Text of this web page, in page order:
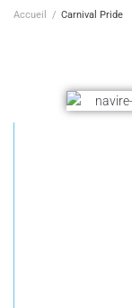
Accueil / Carnival Pride